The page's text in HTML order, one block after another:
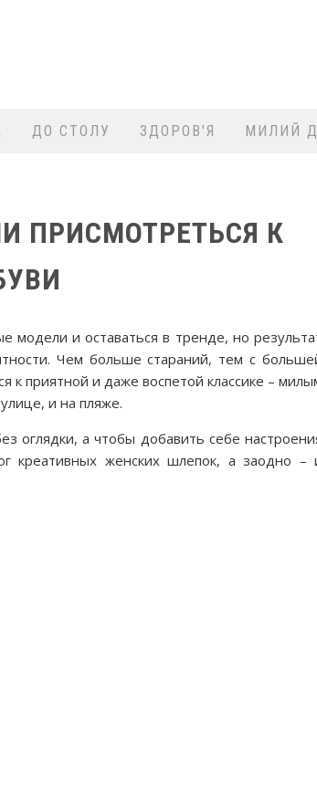
ДО СТОЛУ ЗДОРОВ'Я МИЛИЙ
ПРИСМОТРЕТЬСЯ К
модели и оставаться в тренде, но
Чем больше стараний, тем с
приятной и даже воспетой классике –
и на пляже.
оглядки, а чтобы добавить себе
креативных женских шлепок, а заодно –